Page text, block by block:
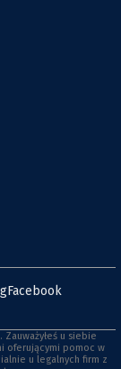
Facebook
u siebie
oferującymi pomoc w
u legalnych firm z